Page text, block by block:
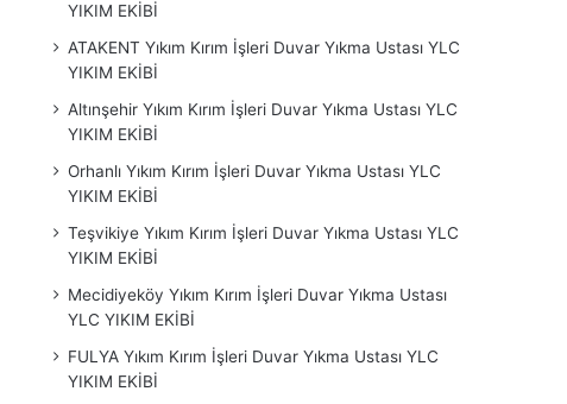
YIKIM EKİBİ
ATAKENT Yıkım Kırım İşleri Duvar Yıkma Ustası YLC
YIKIM EKİBİ
Altınşehir Yıkım Kırım İşleri Duvar Yıkma Ustası YLC
YIKIM EKİBİ
Orhanlı Yıkım Kırım İşleri Duvar Yıkma Ustası YLC
YIKIM EKİBİ
Teşvikiye Yıkım Kırım İşleri Duvar Yıkma Ustası YLC
YIKIM EKİBİ
Mecidiyeköy Yıkım Kırım İşleri Duvar Yıkma Ustası
YLC YIKIM EKİBİ
FULYA Yıkım Kırım İşleri Duvar Yıkma Ustası YLC
YIKIM EKİBİ